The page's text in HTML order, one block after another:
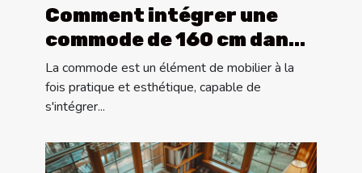
Comment intégrer une
commode de 160 cm dans
différents styles de
décoration
La commode est un élément de mobilier à la
fois pratique et esthétique, capable de
s'intégrer...